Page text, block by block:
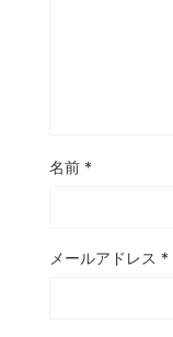
名前 *
メールアドレス *